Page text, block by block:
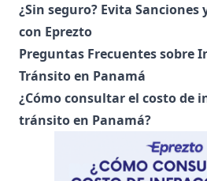
¿Sin seguro? Evita Sanciones
con Eprezto
Preguntas Frecuentes sobre
Tránsito en Panamá
¿Cómo consultar el costo de
tránsito en Panamá?